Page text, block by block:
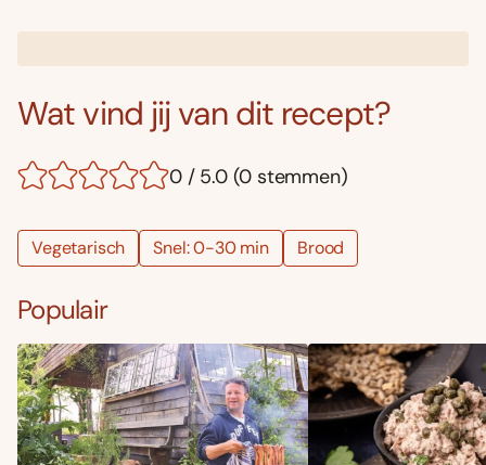
Wat vind jij van dit recept?
0 / 5.0 (0 stemmen)
Vegetarisch Snel: 0-30 min Brood
Populair